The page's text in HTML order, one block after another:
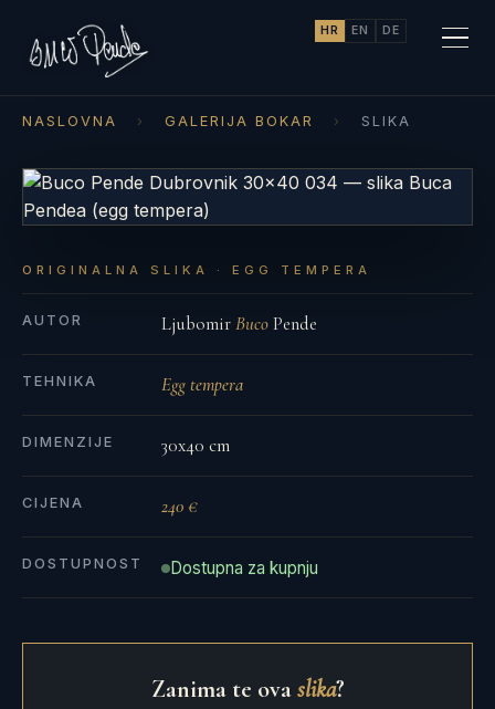
HR EN DE
NASLOVNA › GALERIJA BOKAR › SLIKA
ORIGINALNA SLIKA · EGG TEMPERA
AUTOR LjubomirBucoPende
TEHNIKA Egg tempera
DIMENZIJE 30x40 cm
CIJENA 240 €
DOSTUPNOST Dostupna za kupnju
Zanima te ovaslika?